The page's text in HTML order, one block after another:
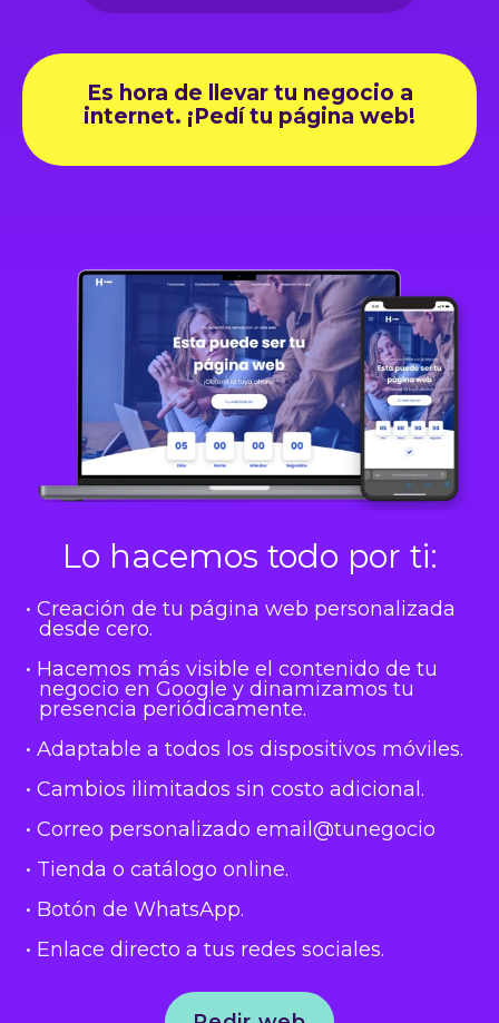
Es hora de llevar tu negocio a
internet. ¡Pedí tu página web!
Lo hacemos todo por ti:
• Creación de tu página web personalizada
desde cero.
• Hacemos más visible el contenido de tu
negocio en Google y dinamizamos tu
presencia periódicamente.
• Adaptable a todos los dispositivos móviles.
• Cambios ilimitados sin costo adicional.
• Correo personalizado email@tunegocio
• Tienda o catálogo online.
• Botón de WhatsApp.
• Enlace directo a tus redes sociales.